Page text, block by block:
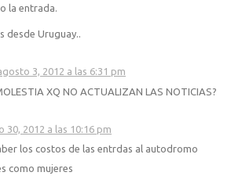
la entrada.
desde Uruguay..
3, 2012 a las 6:31 pm
XQ NO ACTUALIZAN LAS NOTICIAS?
30, 2012 a las 10:16 pm
los costos de las entrdas al autodromo
como mujeres